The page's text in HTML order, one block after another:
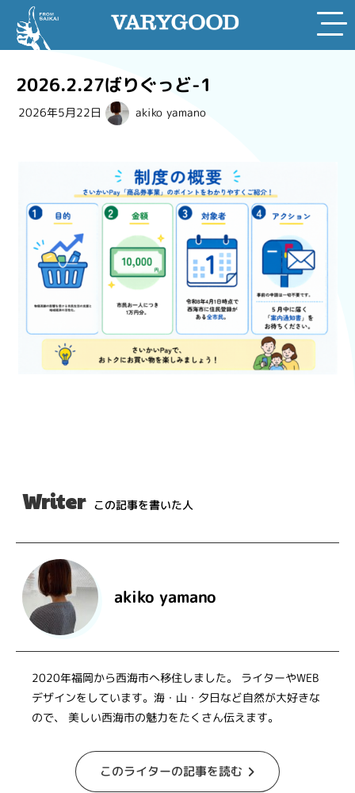
content
2026.2.27ばりぐっど-1
2026年5月22日 akiko yamano
Writer この記事を書いた人
akiko yamano
2020年福岡から西海市へ移住しました。 ライターやWEB
デザインをしています。海・山・夕日など自然が大好きな
ので、 美しい西海市の魅力をたくさん伝えます。
このライターの記事を読む